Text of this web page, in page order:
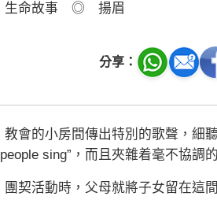
命故事 ◎ 揚眉
分享：
的小房間傳出特別的歌聲，細聽
sing”，而且夾雜着毫不協調
活動時，父母就將子女留在這間